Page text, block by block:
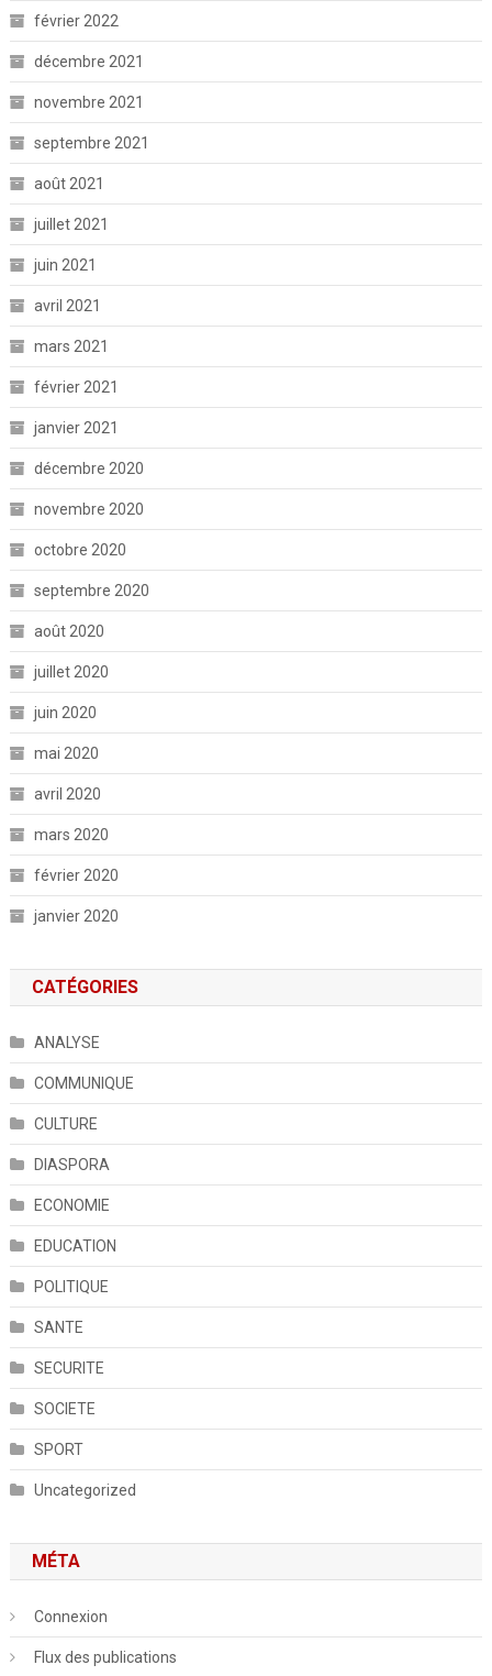
février 2022
décembre 2021
novembre 2021
septembre 2021
août 2021
juillet 2021
juin 2021
avril 2021
mars 2021
février 2021
janvier 2021
décembre 2020
novembre 2020
octobre 2020
septembre 2020
août 2020
juillet 2020
juin 2020
mai 2020
avril 2020
mars 2020
février 2020
janvier 2020
CATÉGORIES
ANALYSE
COMMUNIQUE
CULTURE
DIASPORA
ECONOMIE
EDUCATION
POLITIQUE
SANTE
SECURITE
SOCIETE
SPORT
Uncategorized
MÉTA
Connexion
Flux des publications